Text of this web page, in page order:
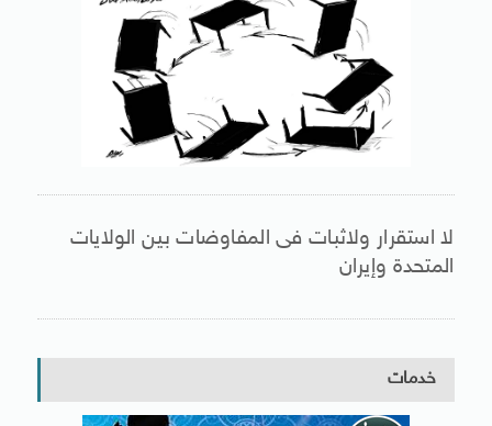
لا استقرار ولاثبات فى المفاوضات بين الولايات
المتحدة وإيران
خدمات